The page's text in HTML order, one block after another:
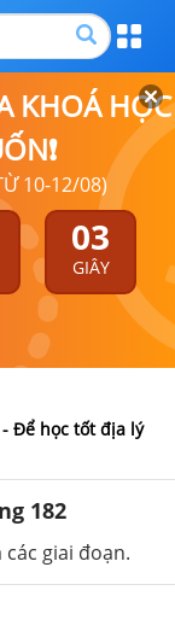
KHOÁ HỌC
10-12/08)
02
GIÂY
Để học tốt địa lý
182
giai đoạn.